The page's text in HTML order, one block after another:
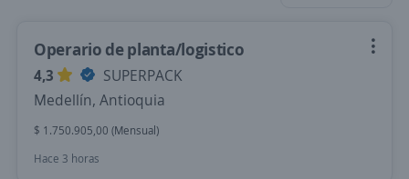
Operario de planta/logistico
4,3
SUPERPACK
Medellín, Antioquia
$ 1.750.905,00 (Mensual)
Hace 3 horas